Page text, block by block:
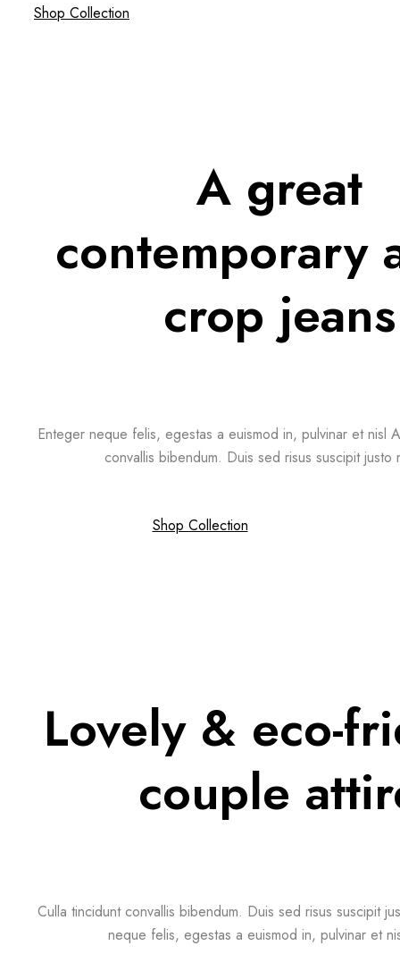
Shop Collection
A great
contemporary
crop jeans
Enteger neque felis, egestas a euismod in, pulvinar et nisl
convallis bibendum. Duis sed risus suscipit justo
Shop Collection
Lovely & eco-
couple
Culla tincidunt convallis bibendum. Duis sed risus suscipit
neque felis, egestas a euismod in, pulvinar et